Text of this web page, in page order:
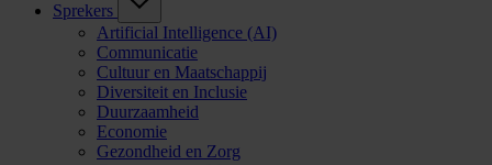
Sprekers
Artificial Intelligence (AI)
Communicatie
Cultuur en Maatschappij
Diversiteit en Inclusie
Duurzaamheid
Economie
Gezondheid en Zorg